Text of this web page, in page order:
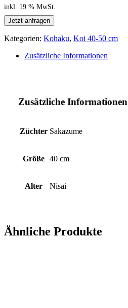
inkl. 19 % MwSt.
Jetzt anfragen
Kategorien: Kohaku, Koi 40-50 cm
Zusätzliche Informationen
Zusätzliche Informationen
Züchter Sakazume
Größe 40 cm
Alter Nisai
Ähnliche Produkte